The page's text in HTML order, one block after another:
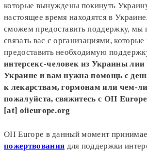
которые вынуждены покинуть
настоящее время находятся в
сможем предоставить поддержку, мы
связать вас с организациями, которые
предоставить необходимую
интерсекс-человек из Украины
Украине и вам нужна помощь с
к лекарствам, гормонам или чем-
пожалуйста, свяжитесь с OII
[at] oiieurope.org
OII Europe в данный момент
пожертвования для поддержки